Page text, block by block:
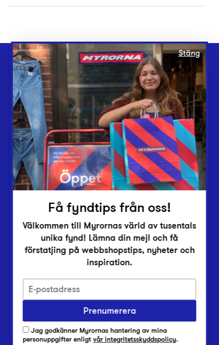
Webbshop
Butiker
Lämna in
Vårt överskott
Inlämningsplatser
Om Myrorna
Lediga jobb
Pressrum
Integritetsskyddspolicy
Har du frågor om onlineköp, leverans eller retur?
Har du frågor om vår verksamhet?
Vanliga frågor om Myrorna
Stäng
Få fyndtips från oss!
Välkommen till Myrornas värld av tusentals
unika fynd! Lämna din mejl och få
förstatjing på webbshopstips, nyheter och
inspiration.
Prenumerera
Jag godkänner Myrornas hantering av mina
personuppgifter enligtvår integritetsskyddspolicy.